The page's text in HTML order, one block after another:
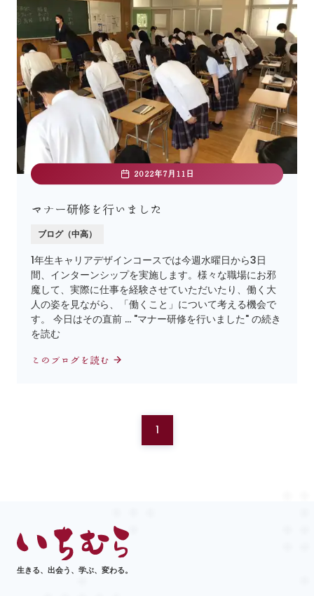
2022年7月11日
マナー研修を行いました
ブログ（中高）
1年生キャリアデザインコースでは今週水曜日から3日
間、インターンシップを実施します。様々な職場にお邪
魔して、実際に仕事を経験させていただいたり、働く大
人の姿を見ながら、「働くこと」について考える機会で
す。 今日はその直前 … "マナー研修を行いました" の続き
を読む
このブログを読む
1
生きる、出会う、学ぶ、変わる。